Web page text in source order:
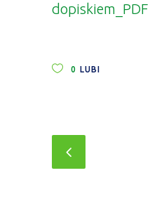
dopiskiem_PDF
0 LUBI